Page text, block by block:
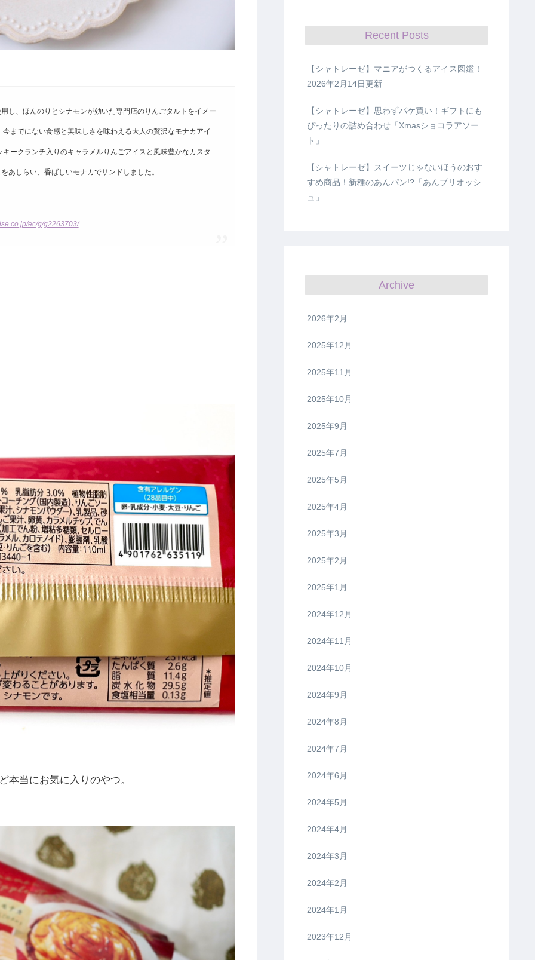
し、ほんのりとシナモンが効いた専門店のりんごタルトをイメー
までにない食感と美味しさを味わえる大人の贅沢なモナカアイ
ークランチ入りのキャラメルりんごアイスと風味豊かなカスタ
あしらい、香ばしいモナカでサンドしました。
ec/g/g2263703/
本当にお気に入りのやつ。
Recent Posts
【シャトレーゼ】マニアがつくるアイス図鑑！
2026年2月14日更新
【シャトレーゼ】思わずパケ買い！ギフトにも
ぴったりの詰め合わせ「Xmasショコラアソー
ト」
【シャトレーゼ】スイーツじゃないほうのおす
すめ商品！新種のあんパン!?「あんブリオッシ
ュ」
Archive
2026年2月
2025年12月
2025年11月
2025年10月
2025年9月
2025年7月
2025年5月
2025年4月
2025年3月
2025年2月
2025年1月
2024年12月
2024年11月
2024年10月
2024年9月
2024年8月
2024年7月
2024年6月
2024年5月
2024年4月
2024年3月
2024年2月
2024年1月
2023年12月